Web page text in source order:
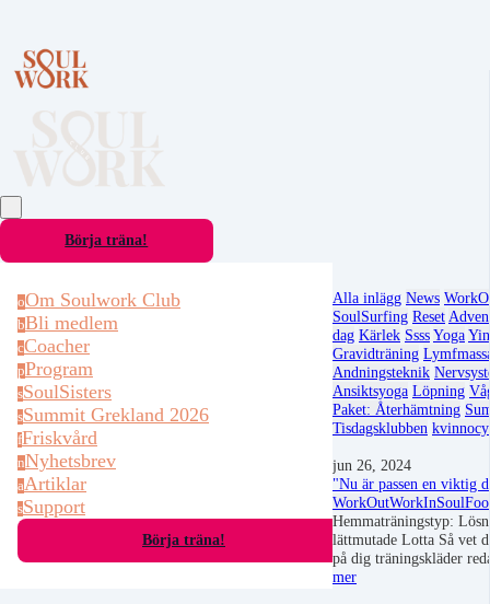
Börja träna!
oOm Soulwork Club
bBli medlem
cCoacher
pProgram
sSoulSisters
sSummit Grekland 2026
fFriskvård
nNyhetsbrev
aArtiklar
sSupport
Börja träna!
Alla inlägg News
SoulSurfing Reset
dag Kärlek SsssYoga
Gravidträning
Andningsteknik
Ansiktsyoga Löpning
Paket: Återhämtning
Tisdagsklubben
jun 26, 2024
"Nu är passen en viktig
WorkOutWorkIn
Hemmaträningstyp:
lättmutade Lotta Så vet
på dig träningskläder
mer